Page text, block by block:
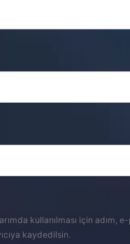
kullanılması için adım,
kaydedilsin.